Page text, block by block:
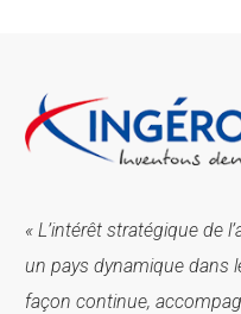
« L’intérêt stratégique de
un pays dynamique dans
façon continue,